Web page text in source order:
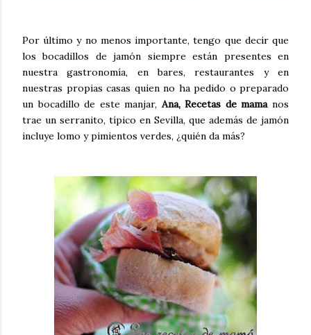
Por último y no menos importante, tengo que decir que
los bocadillos de jamón siempre están presentes en
nuestra gastronomía, en bares, restaurantes y en
nuestras propias casas quien no ha pedido o preparado
un bocadillo de este manjar, Ana, Recetas de mamanos
trae un serranito, típico en Sevilla, que además de jamón
incluye lomo y pimientos verdes, ¿quién da más?